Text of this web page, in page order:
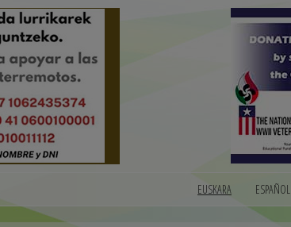
EUSKARA ESPAÑOL